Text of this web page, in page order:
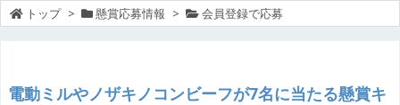
トップ > 懸賞応募情報 > 会員登録で応募
電動ミルやノザキノコンビーフが7名に当たる懸賞キ